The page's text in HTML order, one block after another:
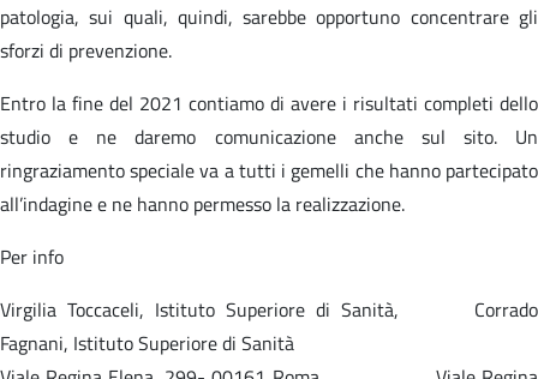
patologia, sui quali, quindi, sarebbe opportuno concentrare gli
sforzi di prevenzione.
Entro la fine del 2021 contiamo di avere i risultati completi dello
studio e ne daremo comunicazione anche sul sito. Un
ringraziamento speciale va a tutti i gemelli che hanno partecipato
all’indagine e ne hanno permesso la realizzazione.
Per info
Virgilia Toccaceli, Istituto Superiore di Sanità, Corrado
Fagnani, Istituto Superiore di Sanità